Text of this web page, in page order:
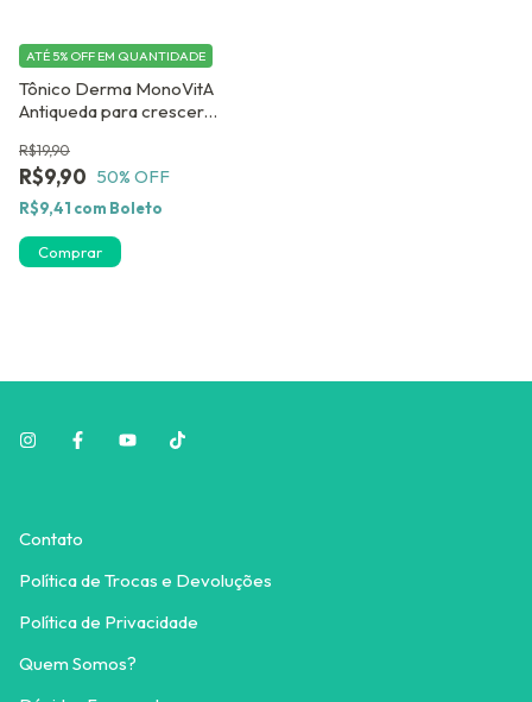
Tônico Derma MonoVitA
Antiqueda para crescer
uma Ampola de Brinde.
R$9,90
R$19,90
50% OFF
ATÉ 5% OFF EM QUANTIDADE
R$9,41 com Boleto
Contato
Política de Trocas e Devoluções
Política de Privacidade
Quem Somos?